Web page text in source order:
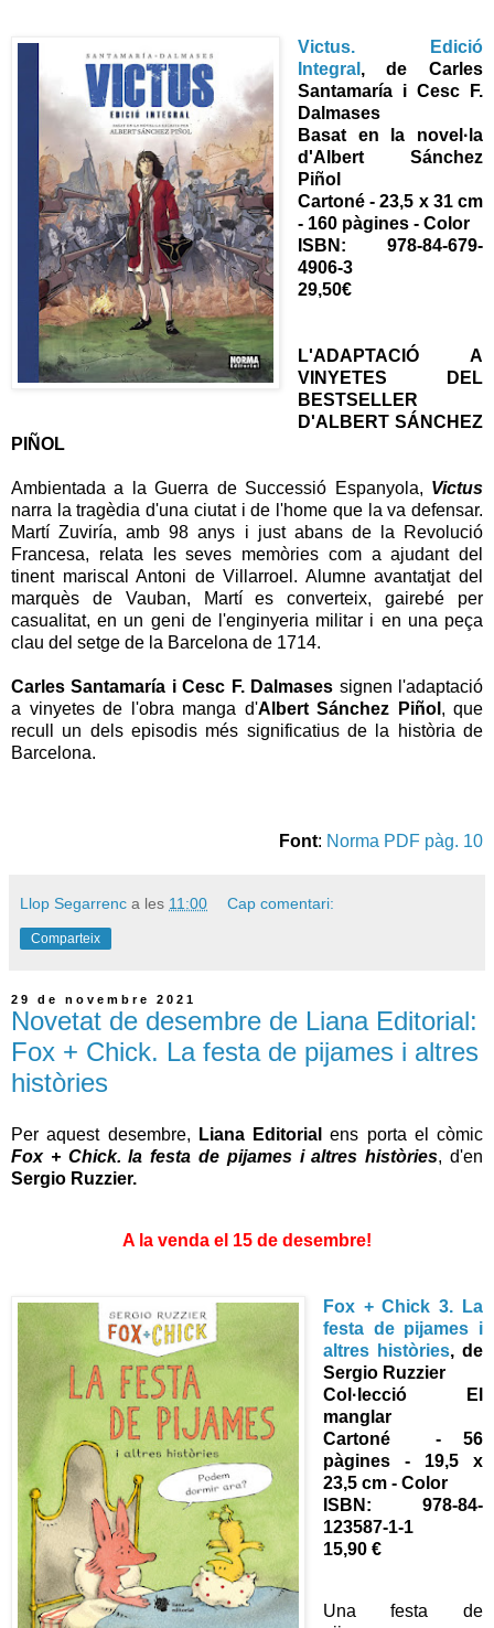
Victus. Edició
Integral , de Carles
Santamaría i Cesc F.
Dalmases
Basat en la novel·la
d'Albert Sánchez
Piñol
Cartoné - 23,5 x 31 cm
- 160 pàgines - Color
ISBN: 978-84-679-
4906-3
29,50€
L'ADAPTACIÓ A
VINYETES DEL
BESTSELLER
D'ALBERT SÁNCHEZ
PIÑOL
Ambientada a la Guerra de Successió Espanyola, Victus
narra la tragèdia d'una ciutat i de l'home que la va defensar.
Martí Zuviría, amb 98 anys i just abans de la Revolució
Francesa, relata les seves memòries com a ajudant del
tinent mariscal Antoni de Villarroel. Alumne avantatjat del
marquès de Vauban, Martí es converteix, gairebé per
casualitat, en un geni de l'enginyeria militar i en una peça
clau del setge de la Barcelona de 1714.
Carles Santamaría i Cesc F. Dalmases signen l'adaptació
a vinyetes de l'obra manga d'Albert Sánchez Piñol , que
recull un dels episodis més significatius de la història de
Barcelona.
Font: Norma PDF pàg. 10
Llop Segarrenc a les 11:00 Cap comentari:
Comparteix
29 de novembre 2021
Novetat de desembre de Liana Editorial:
Fox + Chick. La festa de pijames i altres
històries
Per aquest desembre, Liana Editorialens porta el còmic
Fox + Chick. la festa de pijames i altres històries, d'en
Sergio Ruzzier.
A la venda el 15 de desembre!
Fox + Chick 3. La
festa de pijames i
altres històries, de
Sergio Ruzzier
Col·lecció El
manglar
Cartoné - 56
pàgines - 19,5 x
23,5 cm - Color
ISBN: 978-84-
123587-1-1
15,90 €
Una festa de